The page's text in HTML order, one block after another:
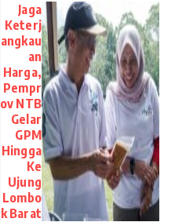
Jaga
Keterj
angkau
an
Harga,
Pempr
ov NTB
Gelar
GPM
Hingga
Ke
Ujung
Lombo
k Barat